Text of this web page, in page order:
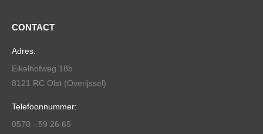
CONTACT
Adres:
Eikelhofweg 18b
8121 RC Olst (Overijssel)
Telefoonnummer:
0570 - 59 26 65